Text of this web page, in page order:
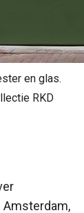
en glas.
RKD